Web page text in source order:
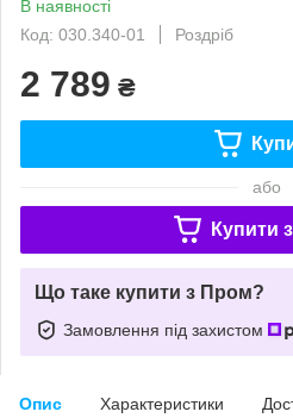
В наявності
Код: 030.340-01
Роздріб
2 789 ₴
або
Купити з
Що таке купити з Пром?
Замовлення під захистом
Опис Характеристики